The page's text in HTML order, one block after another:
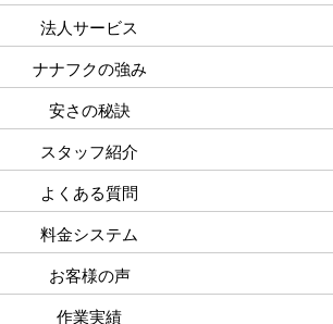
法人サービス
ナナフクの強み
安さの秘訣
スタッフ紹介
よくある質問
料金システム
お客様の声
作業実績